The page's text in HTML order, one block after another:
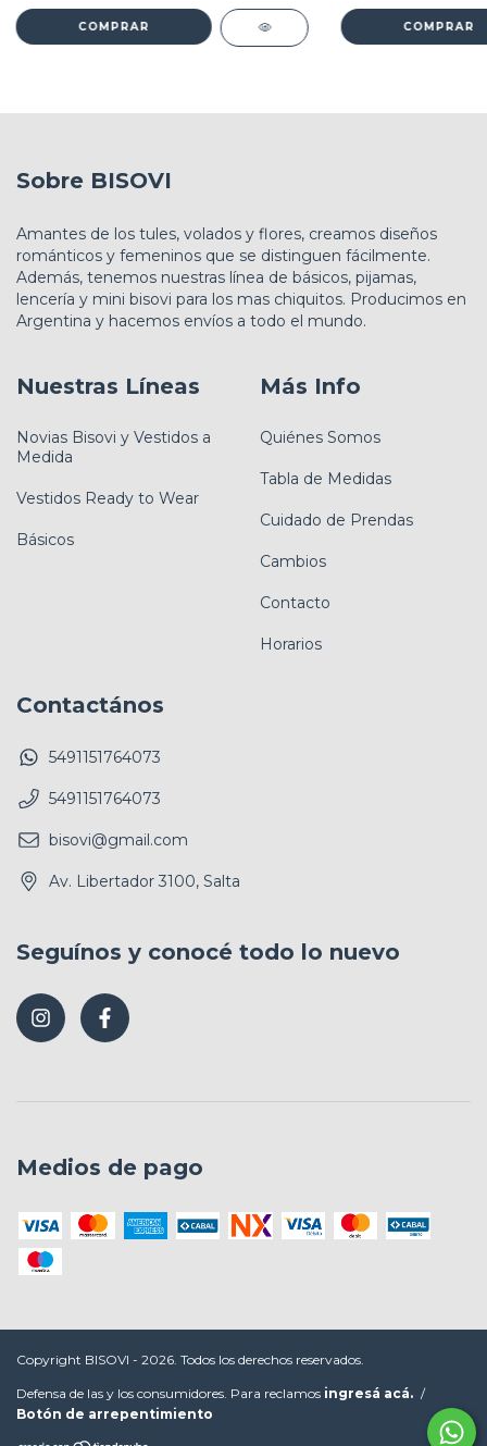
COMPRAR COMPRAR
Sobre BISOVI
Amantes de los tules, volados y flores, creamos diseños
románticos y femeninos que se distinguen fácilmente.
Además, tenemos nuestras línea de básicos, pijamas,
lencería y mini bisovi para los mas chiquitos. Producimos en
Argentina y hacemos envíos a todo el mundo.
Nuestras Líneas
Novias Bisovi y Vestidos a
Medida
Vestidos Ready to Wear
Básicos
Más Info
Quiénes Somos
Tabla de Medidas
Cuidado de Prendas
Cambios
Contacto
Horarios
Contactános
5491151764073
5491151764073
bisovi@gmail.com
Av. Libertador 3100, Salta
Seguínos y conocé todo lo nuevo
Medios de pago
Copyright BISOVI - 2026. Todos los derechos reservados.
Defensa de las y los consumidores. Para reclamos ingresá acá. /
Botón de arrepentimiento